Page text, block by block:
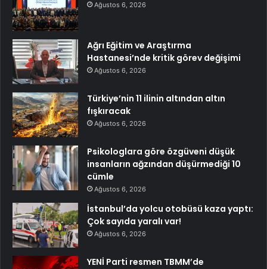
Ağustos 6, 2026
Ağrı Eğitim ve Araştırma
Hastanesi’nde kritik görev değişimi
Ağustos 6, 2026
Türkiye’nin 11 ilinin altından altın
fışkıracak
Ağustos 6, 2026
Psikologlara göre özgüveni düşük
insanların ağzından düşürmediği 10
cümle
Ağustos 6, 2026
İstanbul’da yolcu otobüsü kaza yaptı:
Çok sayıda yaralı var!
Ağustos 6, 2026
YENİ Parti resmen TBMM’de